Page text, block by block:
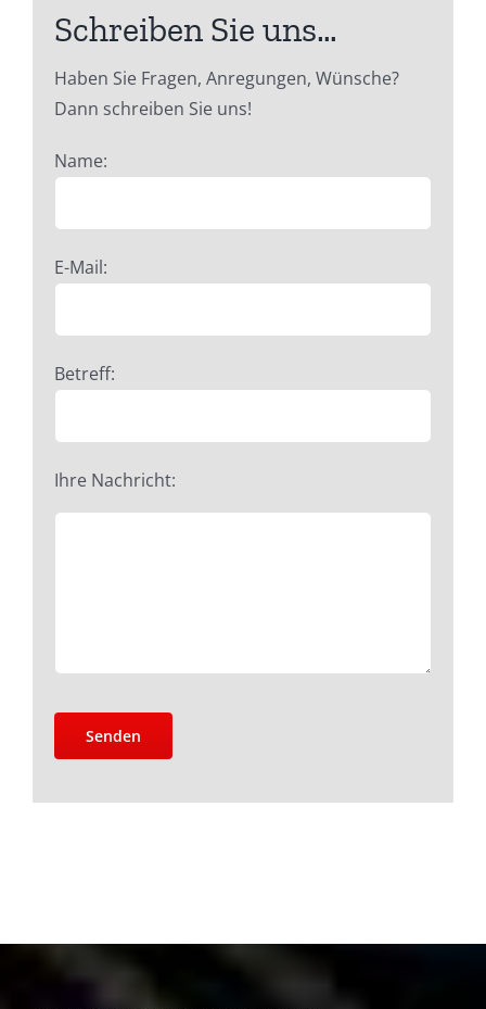
Schreiben Sie uns…
Haben Sie Fragen, Anregungen, Wünsche?
Dann schreiben Sie uns!
Name:
E-Mail:
Betreff:
Ihre Nachricht: